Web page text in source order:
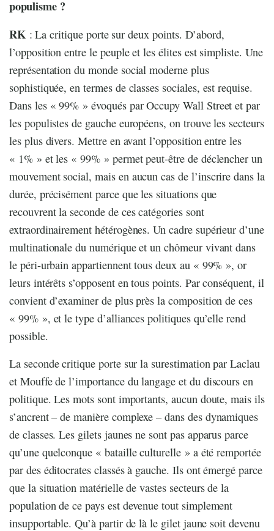
populisme ?
RK: La critique porte sur deux points. D’abord,
l’opposition entre le peuple et les élites est simpliste. Une
représentation du monde social moderne plus
sophistiquée, en termes de classes sociales, est requise.
Dans les « 99% » évoqués par Occupy Wall Street et par
les populistes de gauche européens, on trouve les secteurs
les plus divers. Mettre en avant l’opposition entre les
« 1% » et les « 99% » permet peut-être de déclencher un
mouvement social, mais en aucun cas de l’inscrire dans la
durée, précisément parce que les situations que
recouvrent la seconde de ces catégories sont
extraordinairement hétérogènes. Un cadre supérieur d’une
multinationale du numérique et un chômeur vivant dans
le péri-urbain appartiennent tous deux au « 99% », or
leurs intérêts s’opposent en tous points. Par conséquent, il
convient d’examiner de plus près la composition de ces
« 99% », et le type d’alliances politiques qu’elle rend
possible.
La seconde critique porte sur la surestimation par Laclau
et Mouffe de l’importance du langage et du discours en
politique. Les mots sont importants, aucun doute, mais ils
s’ancrent – de manière complexe – dans des dynamiques
de classes. Les gilets jaunes ne sont pas apparus parce
qu’une quelconque « bataille culturelle » a été remportée
par des éditocrates classés à gauche. Ils ont émergé parce
que la situation matérielle de vastes secteurs de la
population de ce pays est devenue tout simplement
insupportable. Qu’à partir de là le gilet jaune soit devenu